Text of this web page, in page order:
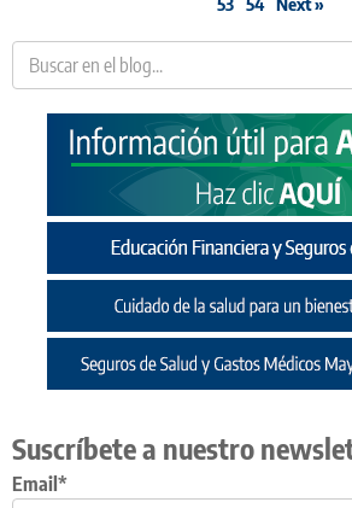
Suscríbete a nuestro
Email*